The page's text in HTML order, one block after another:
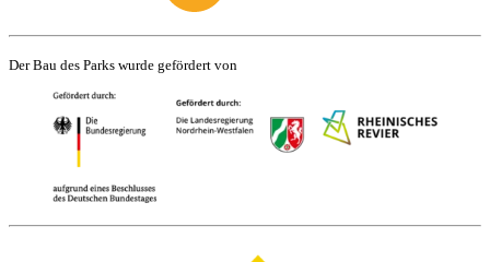
Der Bau des Parks wurde gefördert von